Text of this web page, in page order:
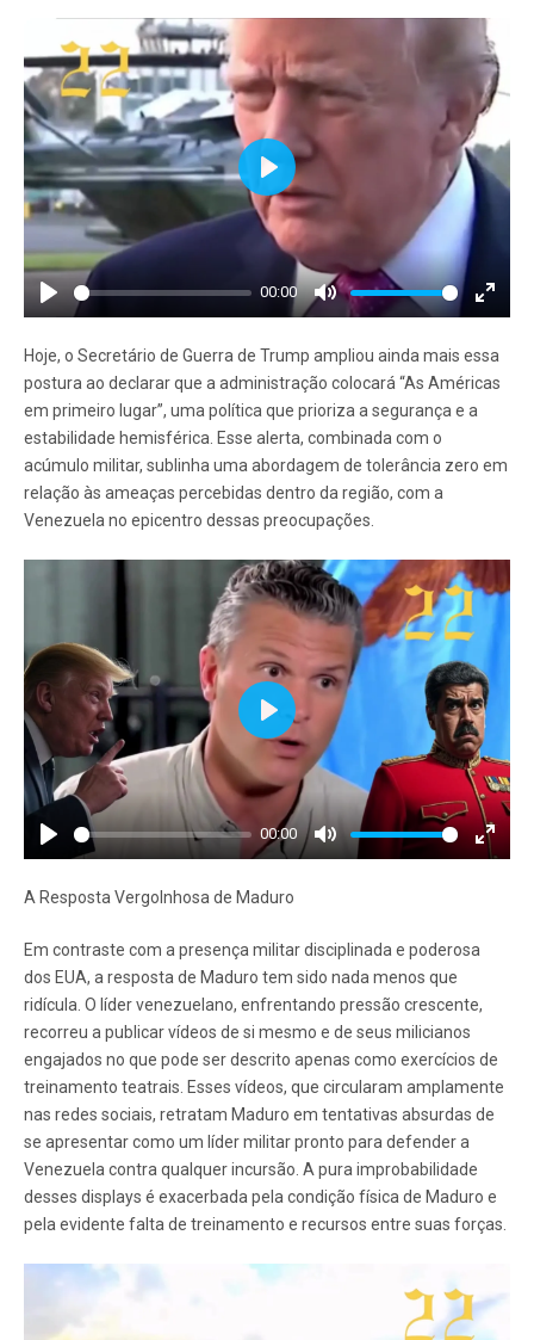
Play
00:00
Mute
Enter
Play
Hoje, o Secretário de Guerra de Trump ampliou ainda mais essa
postura ao declarar que a administração colocará “As Américas
em primeiro lugar”, uma política que prioriza a segurança e a
estabilidade hemisférica. Esse alerta, combinada com o
acúmulo militar, sublinha uma abordagem de tolerância zero em
relação às ameaças percebidas dentro da região, com a
Venezuela no epicentro dessas preocupações.
Play
00:00
Mute
Enter
Play
A Resposta Vergolnhosa de Maduro
Em contraste com a presença militar disciplinada e poderosa
dos EUA, a resposta de Maduro tem sido nada menos que
ridícula. O líder venezuelano, enfrentando pressão crescente,
recorreu a publicar vídeos de si mesmo e de seus milicianos
engajados no que pode ser descrito apenas como exercícios de
treinamento teatrais. Esses vídeos, que circularam amplamente
nas redes sociais, retratam Maduro em tentativas absurdas de
se apresentar como um líder militar pronto para defender a
Venezuela contra qualquer incursão. A pura improbabilidade
desses displays é exacerbada pela condição física de Maduro e
pela evidente falta de treinamento e recursos entre suas forças.